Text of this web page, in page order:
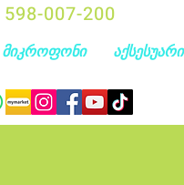
007-200
მიკროფონი აქსესუარი